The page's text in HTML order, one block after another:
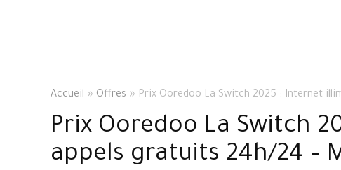
Accueil » Offres » Prix Ooredoo La Switch 2025 : Internet
Prix Ooredoo La Switch
appels gratuits 24h/24 –